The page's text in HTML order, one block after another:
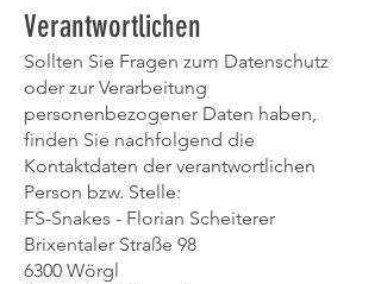
Verantwortlichen
Sollten Sie Fragen zum Datenschutz
oder zur Verarbeitung
personenbezogener Daten haben,
finden Sie nachfolgend die
Kontaktdaten der verantwortlichen
Person bzw. Stelle:
FS-Snakes - Florian Scheiterer
Brixentaler Straße 98
6300 Wörgl